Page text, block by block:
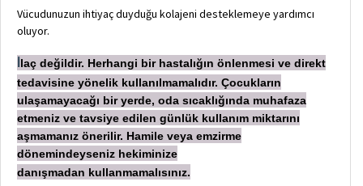
Vücudunuzun ihtiyaç duyduğu kolajeni desteklemeye yardımcı
oluyor.
İlaç değildir. Herhangi bir hastalığın önlenmesi ve direkt
tedavisine yönelik kullanılmamalıdır. Çocukların
ulaşamayacağı bir yerde, oda sıcaklığında muhafaza
etmeniz ve tavsiye edilen günlük kullanım miktarını
aşmamanız önerilir. Hamile veya emzirme
dönemindeyseniz hekiminize
danışmadan kullanmamalısınız.